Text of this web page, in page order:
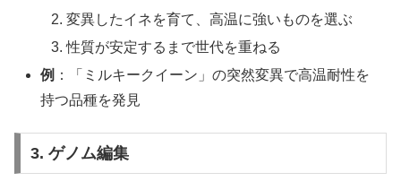
変異したイネを育て、高温に強いものを選ぶ
性質が安定するまで世代を重ねる
例 ：「ミルキークイーン」の突然変異で高温耐性を
持つ品種を発見
3. ゲノム編集